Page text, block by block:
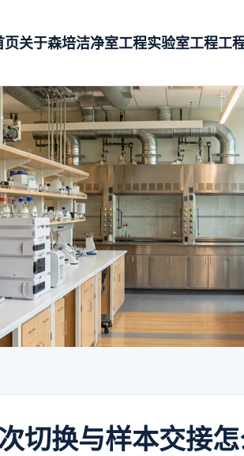
页关于森培洁净室工程实验室工程工
切换与样本交接